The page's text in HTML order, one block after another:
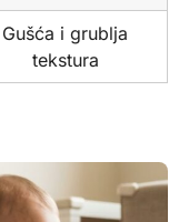
Gušća i grublja
tekstura